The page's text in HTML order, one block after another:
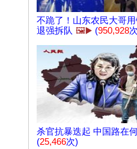
不跪了！山东农民大哥
退强拆队 🖼️▶️ (950,928
杀官抗暴迭起 中国路在
(25,466次)